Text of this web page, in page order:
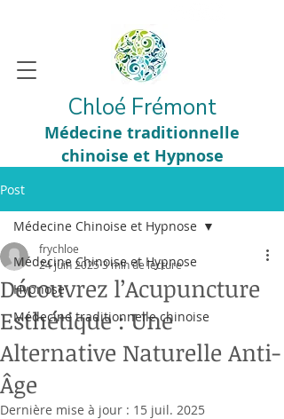
Chloé Frémont
Médecine traditionnelle
chinoise et Hypnose
Post
Médecine Chinoise et Hypnose
Hypnose
Médecine traditionnelle chinoise
Médecine Chinoise et Hypnose
Découvrez l’Acupuncture
Esthétique : Une
Alternative Naturelle Anti-
Âge
frychloe
24 juin 20253 min de lecture
Dernière mise à jour : 15 juil. 2025